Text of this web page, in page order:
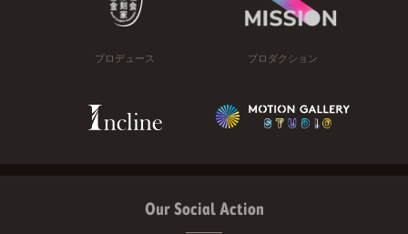
プロデュース プロダクション
Our Social Action